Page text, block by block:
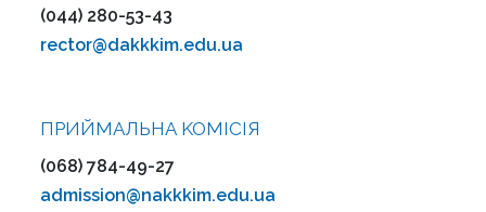
(044) 280-53-43
rector@dakkkim.edu.ua
ПРИЙМАЛЬНА KOMІСІЯ
(068) 784-49-27
admission@nakkkim.edu.ua